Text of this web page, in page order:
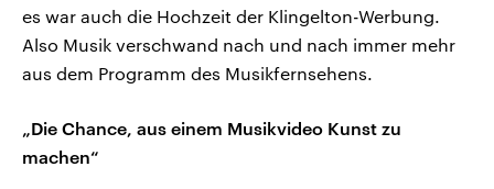
es war auch die Hochzeit der Klingelton-Werbung.
Also Musik verschwand nach und nach immer mehr
aus dem Programm des Musikfernsehens.
„Die Chance, aus einem Musikvideo Kunst zu
machen“